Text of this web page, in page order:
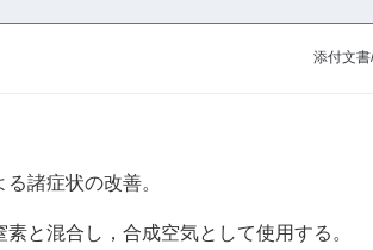
添付文書
諸症状の改善。
と混合し，合成空気として使用する。